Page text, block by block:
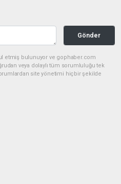
Gönder
etmiş bulunuyor ve gophaber.com
veya dolaylı tüm sorumluluğu tek
site yönetimi hiçbir şekilde